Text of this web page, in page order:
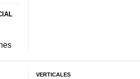
VERTICALES